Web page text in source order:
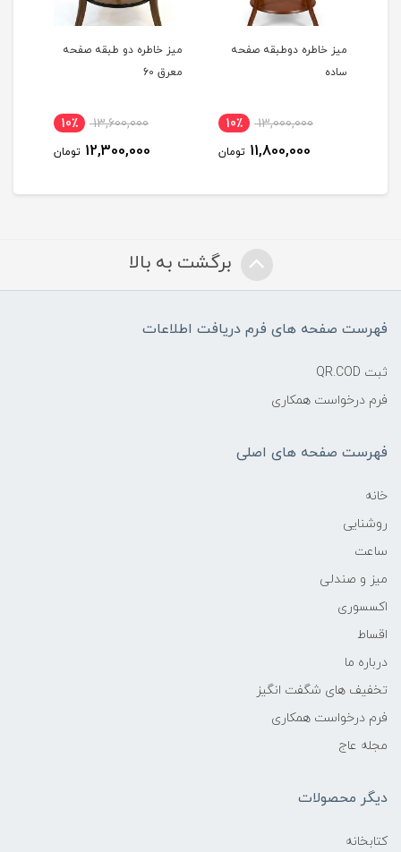
میز خاطره دوطبقه صفحه
ساده
13,000,000 10٪
11,800,000 تومان
میز خاطره دو طبقه صفحه
معرق 60
13,600,000 10٪
12,300,000 تومان
برگشت به بالا
فهرست صفحه های فرم دریافت اطلاعات
ثبت QR.COD
فرم درخواست همکاری
فهرست صفحه های اصلی
خانه
روشنایی
ساعت
میز و صندلی
اکسسوری
اقساط
درباره ما
تخفیف های شگفت انگیز
فرم درخواست همکاری
مجله عاج
دیگر محصولات
کتابخانه